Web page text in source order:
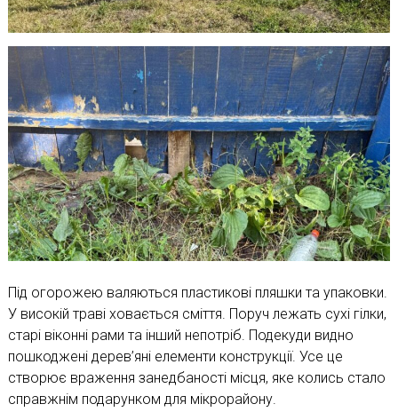
Під огорожею валяються пластикові пляшки та упаковки.
У високій траві ховається сміття. Поруч лежать сухі гілки,
старі віконні рами та інший непотріб. Подекуди видно
пошкоджені дерев’яні елементи конструкції. Усе це
створює враження занедбаності місця, яке колись стало
справжнім подарунком для мікрорайону.